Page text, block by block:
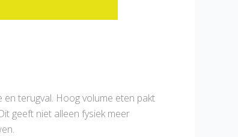
en terugval. Hoog volume eten pakt
geeft niet alleen fysiek meer